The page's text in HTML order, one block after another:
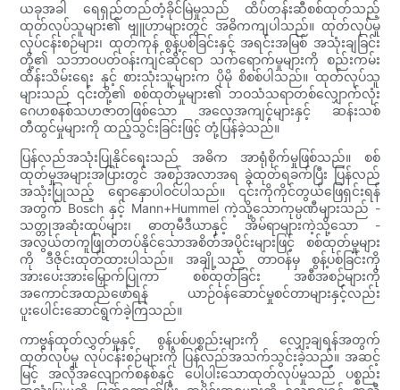
ယခုအခါ ရေရှည်တည်တံ့ခိုင်မြဲမှုသည် ထိပ်တန်းဆီစစ်ထုတ်သည့်
ထုတ်လုပ်သူများ၏ ဗျူဟာများတွင် အဓိကကျပါသည်။ ထုတ်လုပ်မှု
လုပ်ငန်းစဉ်များ၊ ထုတ်ကုန် စွန့်ပစ်ခြင်းနှင့် အရင်းအမြစ် အသုံးချခြင်း
တို့၏ သဘာဝပတ်ဝန်းကျင်ဆိုင်ရာ သက်ရောက်မှုများကို စည်းကမ်း
ထိန်းသိမ်းရေး နှင့် စားသုံးသူများက ပိုမို စိစစ်ပါသည်။ ထုတ်လုပ်သူ
များသည် ၎င်းတို့၏ စစ်ထုတ်မှုများ၏ ဘဝသံသရာတစ်လျှောက်လုံး
ဂေဟစနစ်သဟဇာတဖြစ်သော အလေ့အကျင့်များနှင့် ဆန်းသစ်
တီထွင်မှုများကို ထည့်သွင်းခြင်းဖြင့် တုံ့ပြန်ခဲ့သည်။
ပြန်လည်အသုံးပြုနိုင်ရေးသည် အဓိက အာရုံစိုက်မှုဖြစ်သည်။ စစ်
ထုတ်မှုအများအပြားတွင် အစဉ်အလာအရ ခွဲထုတ်ရခက်ပြီး ပြန်လည်
အသုံးပြုသည့် ရောနှောပါဝင်ပါသည်။ ၎င်းကိုကိုင်တွယ်ဖြေရှင်းရန်
အတွက် Bosch နှင့် Mann+Hummel ကဲ့သို့သောကုမ္ပဏီများသည် -
သတ္တုအဆုံးထုပ်များ၊ ဓာတုမီဒီယာနှင့် အိမ်ရာများကဲ့သို့သော -
အလွယ်တကူဖြုတ်တပ်နိုင်သောအစိတ်အပိုင်းများဖြင့် စစ်ထုတ်မှုများ
ကို ဒီဇိုင်းထုတ်ထားပါသည်။ အချို့သည် တာဝန်မှ စွန့်ပစ်ခြင်းကို
အားပေးအားမြှောက်ပြုကာ စစ်ထုတ်ခြင်း အစီအစဉ်များကို
အကောင်အထည်ဖော်ရန် ယာဉ်ဝန်ဆောင်မှုစင်တာများနှင့်လည်း
ပူးပေါင်းဆောင်ရွက်ခဲ့ကြသည်။
ကာဗွန်ထုတ်လွှတ်မှုနှင့် စွန့်ပစ်ပစ္စည်းများကို လျှော့ချရန်အတွက်
ထုတ်လုပ်မှု လုပ်ငန်းစဉ်များကို ပြန်လည်အသက်သွင်းခဲ့သည်။ အဆင့်
မြင့် အလိုအလျောက်စနစ်နှင့် ပေါ့ပါးသောထုတ်လုပ်မှုသည် ပစ္စည်း